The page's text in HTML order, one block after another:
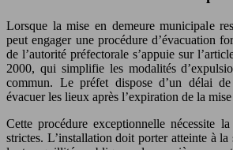
Lorsque la mise en demeure municipale
peut engager une procédure d’évacuation
de l’autorité préfectorale s’appuie sur
2000, qui simplifie les modalités
commun. Le préfet dispose d’un délai
évacuer les lieux après l’expiration de la
Cette procédure exceptionnelle nécessite
strictes. L’installation doit porter atteinte à